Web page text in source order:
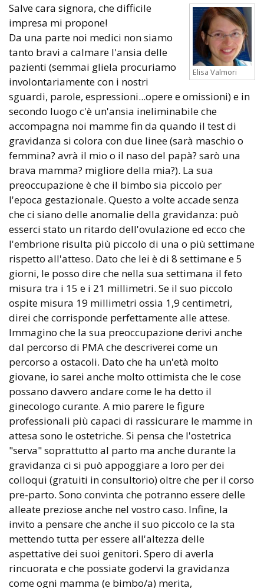
Elisa Valmori
Salve cara signora, che difficile
impresa mi propone!
Da una parte noi medici non siamo
tanto bravi a calmare l'ansia delle
pazienti (semmai gliela procuriamo
involontariamente con i nostri
sguardi, parole, espressioni...opere e omissioni) e in
secondo luogo c'è un'ansia ineliminabile che
accompagna noi mamme fin da quando il test di
gravidanza si colora con due linee (sarà maschio o
femmina? avrà il mio o il naso del papà? sarò una
brava mamma? migliore della mia?). La sua
preoccupazione è che il bimbo sia piccolo per
l'epoca gestazionale. Questo a volte accade senza
che ci siano delle anomalie della gravidanza: può
esserci stato un ritardo dell'ovulazione ed ecco che
l'embrione risulta più piccolo di una o più settimane
rispetto all'atteso. Dato che lei è di 8 settimane e 5
giorni, le posso dire che nella sua settimana il feto
misura tra i 15 e i 21 millimetri. Se il suo piccolo
ospite misura 19 millimetri ossia 1,9 centimetri,
direi che corrisponde perfettamente alle attese.
Immagino che la sua preoccupazione derivi anche
dal percorso di PMA che descriverei come un
percorso a ostacoli. Dato che ha un'età molto
giovane, io sarei anche molto ottimista che le cose
possano davvero andare come le ha detto il
ginecologo curante. A mio parere le figure
professionali più capaci di rassicurare le mamme in
attesa sono le ostetriche. Si pensa che l'ostetrica
"serva" soprattutto al parto ma anche durante la
gravidanza ci si può appoggiare a loro per dei
colloqui (gratuiti in consultorio) oltre che per il corso
pre-parto. Sono convinta che potranno essere delle
alleate preziose anche nel vostro caso. Infine, la
invito a pensare che anche il suo piccolo ce la sta
mettendo tutta per essere all'altezza delle
aspettative dei suoi genitori. Spero di averla
rincuorata e che possiate godervi la gravidanza
come ogni mamma (e bimbo/a) merita,